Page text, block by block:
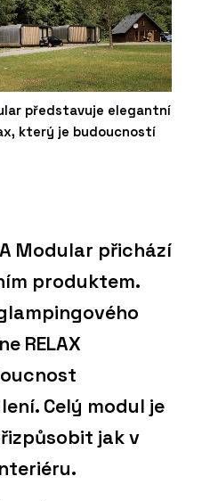
představuje elegantní
který je budoucností
Modular přichází
produktem.
RELAX
Celý modul je
jak v